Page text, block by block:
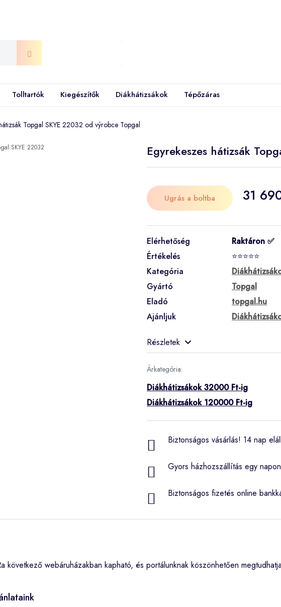
Tolltartók Kiegészítők Diákhátizsákok Tépőzáras
Topgal SKYE 22032 od výrobce Topgal
Egyrekeszes hátizsák
Ugrás a boltba 31
Elérhetőség
Raktáron ✅
Értékelés
⭐⭐⭐⭐⭐
Kategória
Gyártó
Topgal
Eladó
topgal.hu
Ajánljuk
Részletek
Árkategória:
Diákhátizsákok 32000 Ft-ig
Diákhátizsákok 120000 Ft-ig
Biztonságos vásárlás! 14 nap
Gyors házhozszállítás egy
Biztonságos fizetés online
a következő webáruházakban kapható, és portálunknak köszönhetően